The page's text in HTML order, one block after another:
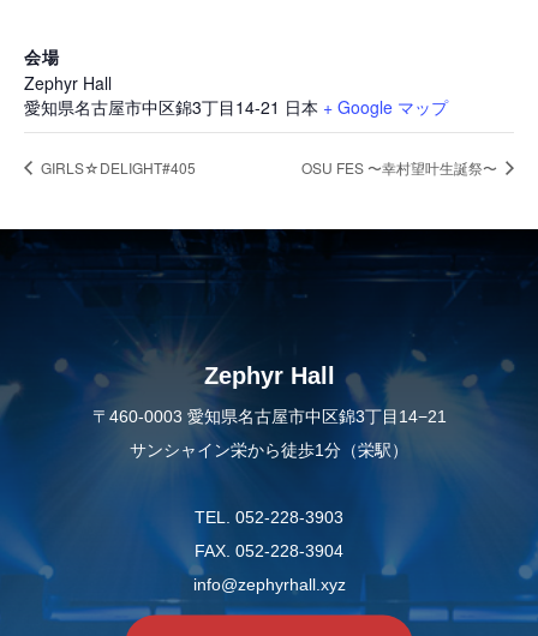
会場
Zephyr Hall
愛知県名古屋市中区錦3丁目14-21 日本 + Google マップ
GIRLS☆DELIGHT#405 OSU FES 〜幸村望叶生誕祭〜
Zephyr Hall
〒460-0003 愛知県名古屋市中区錦3丁目14−21
サンシャイン栄から徒歩1分（栄駅）
TEL. 052-228-3903
FAX. 052-228-3904
info@zephyrhall.xyz